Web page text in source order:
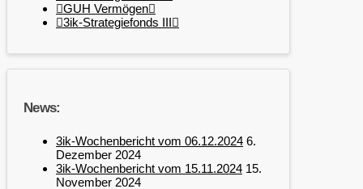
GUH Vermögen
3ik-Strategiefonds III
News:
3ik-Wochenbericht vom 06.12.2024 6.
Dezember 2024
3ik-Wochenbericht vom 15.11.2024 15.
November 2024